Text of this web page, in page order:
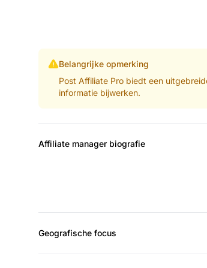
Belangrijke opmerking
Post Affiliate Pro biedt een
informatie bijwerken.
Affiliate manager biografie
Geografische focus